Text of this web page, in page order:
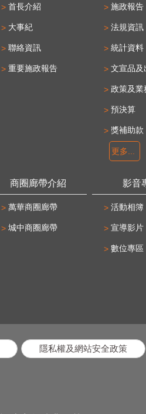
首長介紹
大事紀
聯絡資訊
重要施政報告
施政報告
法規資訊
統計資料
文宣品及
政策及業
預決算
獎補助款
更多...
商圈廊帶介紹
萬華商圈廊帶
城中商圈廊帶
影音
活動相簿
宣導影片
數位專區
隱私權及網站安全政策